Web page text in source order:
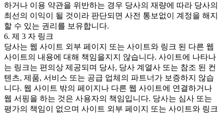
하거나 이용 약관을 위반하는 경우 당사의 재량에 따라 당사의
최선의 이익이 될 것이라 판단되면 사전 통보없이 계정을 해지
할 수 있는 권리를 보유합니다.
6. 제 3 자 링크
당사는 웹 사이트 외부 페이지 또는 사이트와 링크 된 다른 웹
사이트의 내용에 대해 책임을지지 않습니다. 사이트에 나타나
는 링크는 편의상 제공되며 당사, 당사 계열사 또는 참조 된 컨
텐츠, 제품, 서비스 또는 공급 업체의 파트너가 보증하지 않습
니다. 웹 사이트 밖의 페이지나 다른 웹 사이트에 연결하거나
웹 서핑을 하는 것은 사용자의 책임입니다. 당사는 심사 또는
평가의 책임이 없으며 사이트 외부 페이지 또는 사이트와 링크